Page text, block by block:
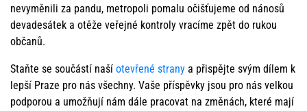
nevyměnili za pandu, metropoli pomalu očišťujeme od nánosů
devadesátek a otěže veřejné kontroly vracíme zpět do rukou
občanů.
Staňte se součástí naší otevřené strany a přispějte svým dílem k
lepší Praze pro nás všechny. Vaše příspěvky jsou pro nás velkou
podporou a umožňují nám dále pracovat na změnách, které mají